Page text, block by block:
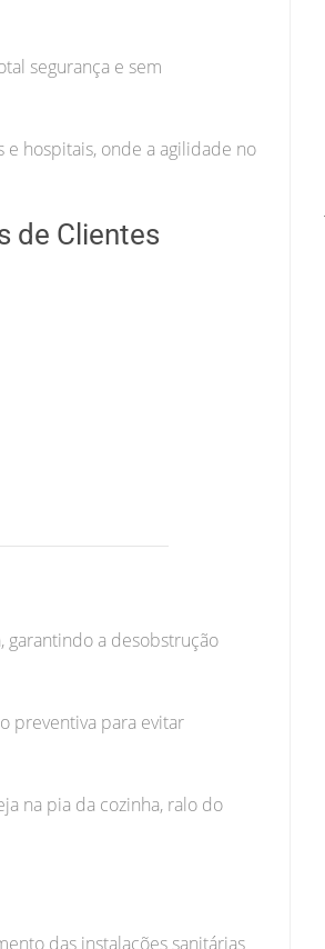
segurança e sem
hospitais, onde a agilidade no
de Clientes
a desobstrução
preventiva para evitar
na pia da cozinha, ralo do
das instalações sanitárias